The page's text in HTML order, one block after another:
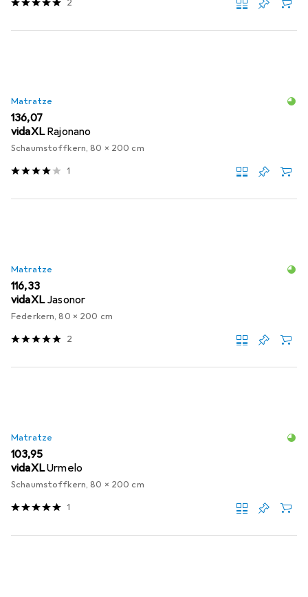
2
Matratze
EUR
136,07
vidaXL Rajonano
Schaumstoffkern, 80 x 200 cm
1
Matratze
EUR
116,33
vidaXL Jasonor
Federkern, 80 x 200 cm
2
Matratze
EUR
103,95
vidaXLUrmelo
Schaumstoffkern, 80 x 200 cm
1